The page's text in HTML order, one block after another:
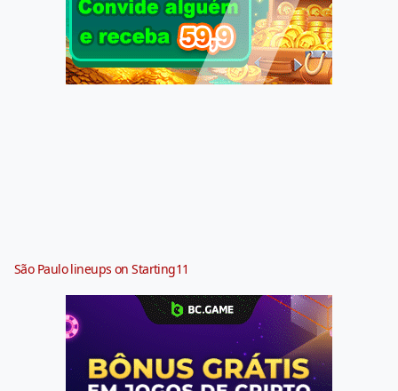
São Paulo lineups on Starting11